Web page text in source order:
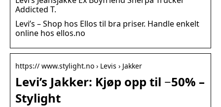
Addicted T.
Levi’s – Shop hos Ellos til bra priser. Handle enkelt
online hos ellos.no
https:// www.stylight.no › Levis › Jakker
Levi’s Jakker: Kjøp opp til −50% –
Stylight